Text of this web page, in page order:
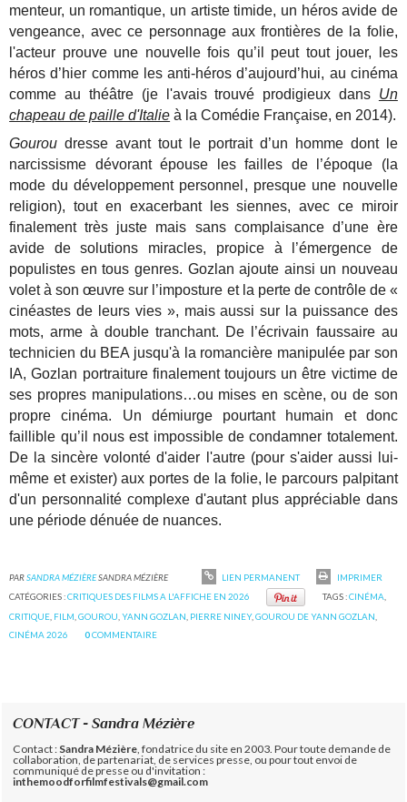
menteur, un romantique, un artiste timide, un héros avide de
vengeance, avec ce personnage aux frontières de la folie,
l'acteur prouve une nouvelle fois qu’il peut tout jouer, les
héros d’hier comme les anti-héros d’aujourd’hui, au cinéma
comme au théâtre (je l'avais trouvé prodigieux dans Un
chapeau de paille d'Italie à la Comédie Française, en 2014).
Gourou dresse avant tout le portrait d’un homme dont le
narcissisme dévorant épouse les failles de l’époque (la
mode du développement personnel, presque une nouvelle
religion), tout en exacerbant les siennes, avec ce miroir
finalement très juste mais sans complaisance d’une ère
avide de solutions miracles, propice à l’émergence de
populistes en tous genres. Gozlan ajoute ainsi un nouveau
volet à son œuvre sur l’imposture et la perte de contrôle de «
cinéastes de leurs vies », mais aussi sur la puissance des
mots, arme à double tranchant. De l’écrivain faussaire au
technicien du BEA jusqu'à la romancière manipulée par son
IA, Gozlan portraiture finalement toujours un être victime de
ses propres manipulations…ou mises en scène, ou de son
propre cinéma. Un démiurge pourtant humain et donc
faillible qu’il nous est impossible de condamner totalement.
De la sincère volonté d'aider l'autre (pour s'aider aussi lui-
même et exister) aux portes de la folie, le parcours palpitant
d'un personnalité complexe d'autant plus appréciable dans
une période dénuée de nuances.
PARSANDRA MÉZIÈRESANDRA MÉZIÈRE LIEN PERMANENT
IMPRIMER
CATÉGORIES :CRITIQUES DES FILMS A L'AFFICHE EN 2026 TAGS :CINÉMA
CRITIQUE FILM ,GOUROU ,YANN GOZLAN PIERRE NINEY,GOUROU DE YANN GOZLAN
CINÉMA 2026
0COMMENTAIRE
CONTACT - Sandra Mézière
Contact : Sandra Mézière , fondatrice du site en 2003. Pour toute demande de
collaboration, de partenariat, de services presse, ou pour tout envoi de
communiqué de presse ou d'invitation :
inthemoodforfilmfestivals@gmail.com